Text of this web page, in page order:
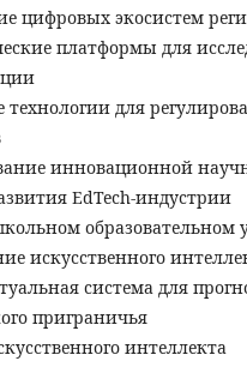
цифровых экосистем
платформы для
для
инновационной
EdTech-индустрии
образовательном
искусственного
система для
приграничья
интеллекта